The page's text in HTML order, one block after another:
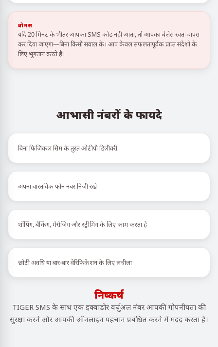
बोनस
यदि 20 मिनट के भीतर आपका SMS कोड नहीं आता, तो आपका बैलेंस स्वतः वापस
कर दिया जाएगा—बिना किसी सवाल के। आप केवल सफलतापूर्वक प्राप्त संदेशों के
लिए भुगतान करते हैं।
आभासी नंबरों के फायदे
बिना फिजिकल सिम के तुरंत ओटीपी डिलीवरी
अपना वास्तविक फोन नंबर निजी रखें
शॉपिंग, बैंकिंग, मैसेजिंग और स्ट्रीमिंग के लिए काम करता है
छोटी अवधि या बार-बार वेरिफिकेशन के लिए लचीला
निष्कर्ष
TIGER SMS के साथ एक इक्वाडोर वर्चुअल नंबर आपकी गोपनीयता की
सुरक्षा करने और आपकी ऑनलाइन पहचान प्रबंधित करने में मदद करता है।